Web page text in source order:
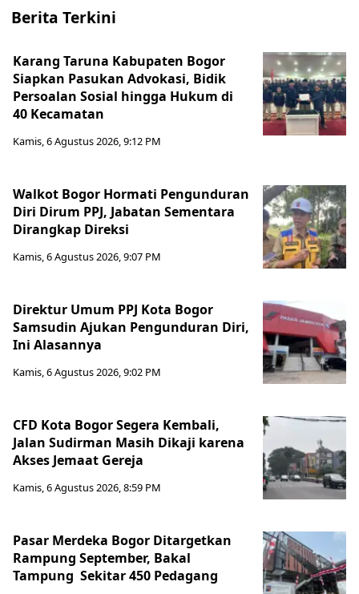
Berita Terkini
Karang Taruna Kabupaten Bogor
Siapkan Pasukan Advokasi, Bidik
Persoalan Sosial hingga Hukum di
40 Kecamatan
Kamis, 6 Agustus 2026, 9:12 PM
Walkot Bogor Hormati Pengunduran
Diri Dirum PPJ, Jabatan Sementara
Dirangkap Direksi
Kamis, 6 Agustus 2026, 9:07 PM
Direktur Umum PPJ Kota Bogor
Samsudin Ajukan Pengunduran Diri,
Ini Alasannya
Kamis, 6 Agustus 2026, 9:02 PM
CFD Kota Bogor Segera Kembali,
Jalan Sudirman Masih Dikaji karena
Akses Jemaat Gereja
Kamis, 6 Agustus 2026, 8:59 PM
Pasar Merdeka Bogor Ditargetkan
Rampung September, Bakal
Tampung Sekitar 450 Pedagang